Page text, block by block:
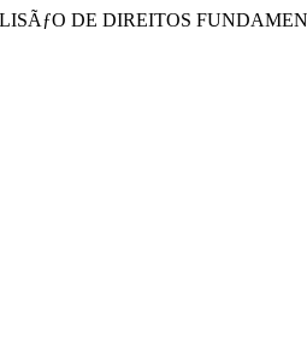
DE DIREITOS